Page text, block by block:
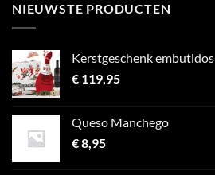
NIEUWSTE PRODUCTEN
Kerstgeschenk embutidos
€ 119,95
Queso Manchego
€8,95